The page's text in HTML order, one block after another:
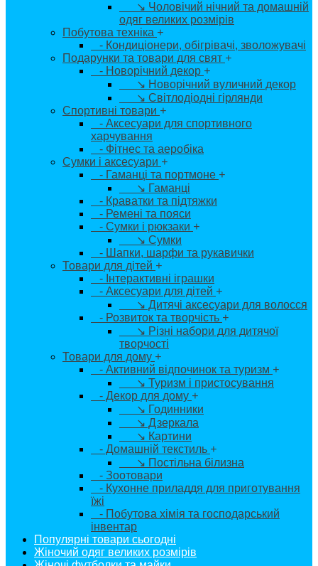
↘ Чоловічий нічний та домашній
одяг великих розмірів
Побутова техніка +
- Кондиціонери, обігрівачі, зволожувачі
Подарунки та товари для свят +
- Новорічний декор +
↘ Новорічний вуличний декор
↘ Світлодіодні гірлянди
Спортивні товари +
- Аксесуари для спортивного
харчування
- Фітнес та аеробіка
Сумки і аксесуари +
- Гаманці та портмоне +
↘ Гаманці
- Краватки та підтяжки
- Ремені та пояси
- Сумки і рюкзаки +
↘ Сумки
- Шапки, шарфи та рукавички
Товари для дітей +
- Інтерактивні іграшки
- Аксесуари для дітей +
↘ Дитячі аксесуари для волосся
- Розвиток та творчість +
↘ Різні набори для дитячої
творчості
Товари для дому +
- Активний відпочинок та туризм +
↘ Туризм і пристосування
- Декор для дому +
↘ Годинники
↘ Дзеркала
↘ Картини
- Домашній текстиль +
↘ Постільна білизна
- Зоотовари
- Кухонне приладдя для приготування
їжі
- Побутова хімія та господарський
інвентар
Популярні товари сьогодні
Жіночий одяг великих розмірів